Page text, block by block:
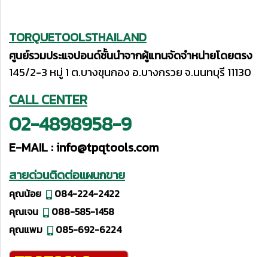
TORQUETOOLSTHAILAND
ศูนย์รวมประแจปอนด์ชั้นนำจากผู้แทนจัดจำหน่ายโดยตรง
145/2-3 หมู่ 1 ต.บางขุนกอง อ.บางกรวย จ.นนทบุรี 11130
CALL CENTER
02-4898958-9
E-MAIL :info@tpqtools.com
สายด่วนติดต่อแผนกขาย
คุณน้อย
084-224-2422
คุณเจน
088-585-1458
คุณแพม
085-692-6224